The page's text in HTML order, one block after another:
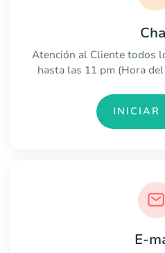
Atención al Cliente todos
hasta las 11 pm (Hora
INICIAR
E-